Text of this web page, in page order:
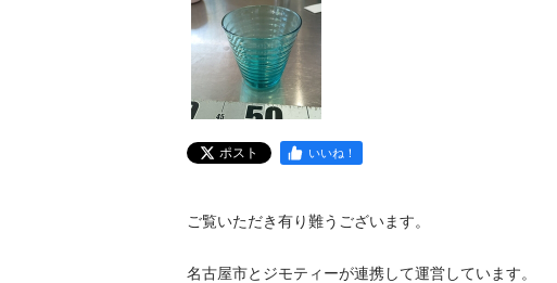
ポスト いいね！
ご覧いただき有り難うございます。
名古屋市とジモティーが連携して運営しています。